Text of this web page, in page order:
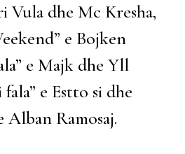
Vula dhe Mc Kresha,
e Bojken
e Majk dhe Yll
e Estto si dhe
Alban Ramosaj.